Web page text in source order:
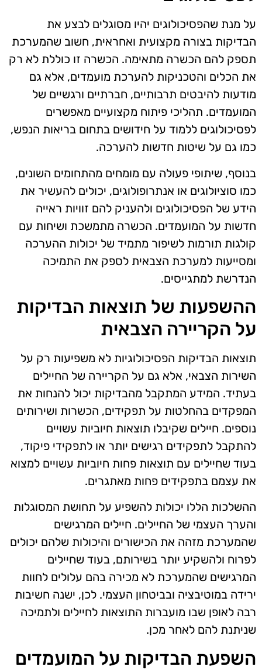
על מנת שהפסיכולוגים יהיו מסוגלים לבצע את
הבדיקות בצורה מקצועית ואחראית, חשוב שהמערכת
תספק להם הכשרה מתאימה. הכשרה זו כוללת לא רק
את הכלים והטכניקות להערכת מועמדים, אלא גם
מודעות להיבטים תרבותיים, חברתיים ורגשיים של
המועמדים. תהליכי פיתוח מקצועיים מאפשרים
לפסיכולוגים ללמוד על חידושים בתחום בריאות הנפש,
כמו גם על שיטות חדשות להערכה.
בנוסף, שיתופי פעולה עם מומחים מהתחומים השונים,
כמו סוציולוגים או אנתרופולוגים, יכולים להעשיר את
הידע של הפסיכולוגים ולהעניק להם זוויות ראייה
חדשות על המועמדים. הכשרה מתמשכת ושיחות עם
קולגות תורמות לשיפור מתמיד של יכולות ההערכה
ומסייעות למערכת הצבאית לספק את התמיכה
הנדרשת למתגייסים.
ההשפעות של תוצאות הבדיקות
על הקריירה הצבאית
תוצאות הבדיקות הפסיכולוגיות לא משפיעות רק על
השירות הצבאי, אלא גם על הקריירה של החיילים
בעתיד. המידע המתקבל מהבדיקות יכול להנחות את
המפקדים בהחלטות על תפקידים, הכשרות ושירותים
נוספים. חיילים שקיבלו תוצאות חיוביות עשויים
להתקבל לתפקידים רגישים יותר או לתפקידי פיקוד,
בעוד שחיילים עם תוצאות פחות חיוביות עשויים למצוא
את עצמם בתפקידים פחות מאתגרים.
ההשלכות הללו יכולות להשפיע על תחושת המסוגלות
והערך העצמי של החיילים. חיילים המרגישים
שהמערכת מזהה את הכישורים והיכולות שלהם יכולים
לפרוח ולהשקיע יותר בשירותם, בעוד שחיילים
המרגישים שהמערכת לא מכירה בהם עלולים לחוות
ירידה במוטיבציה ובביטחון העצמי. לכן, ישנה חשיבות
רבה לאופן שבו מועברות התוצאות לחיילים ולתמיכה
שניתנת להם לאחר מכן.
השפעת הבדיקות על המועמדים